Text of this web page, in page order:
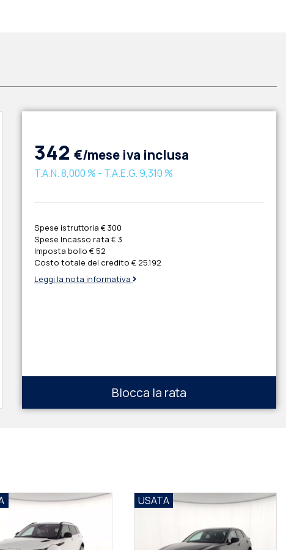
342 €/mese iva inclusa
T.A.N.8,000 % - T.A.E.G.9,310 %
Spese istruttoria € 300
Spese Incasso rata € 3
Imposta bollo € 52
Costo totale del credito € 25.192
Leggi la nota informativa
Blocca la rata
USATA